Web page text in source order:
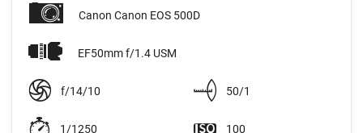
Canon Canon EOS 500D
EF50mm f/1.4 USM
f/14/10 50/1
1/1250 100